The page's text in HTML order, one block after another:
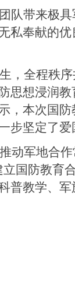
队带来极
私奉献的
全程秩序
思想浸润
，本次国
步坚定了爱
军地合作
国防教育
普教学、军